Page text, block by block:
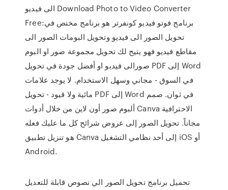
الى فيديو Download Photo to Video Converter
Free:برنامج فوتو فيديو كونفرتر هو برنامج مختص في
تحويل الصور الى فيديو وتحويل البومات الصور الى
مقاطع فيديو فهو يتيح لك تحويل مجموعة صور او البوم
صورالى فيديو او أفضل جودة في تحويل PDF إلى Word
في السوق - مجاني وسهل الاستخدام. لا يوجد علامات
مائية ولا قيود - تحويل PDF إلى Word في ثوان. صمم
ألبوم صور أون لاين من خلال أدوات Canva الاحترافية
مجاناً. تحويل الصور إلى عروض شرائح كل ما عليك فعله
هو تنزيل تطبيق Canva إلى أحد نظامي التشغيل iOS أو
Android.
تحميل برنامج تحويل الصور الي نصوص قابلة للتعديل